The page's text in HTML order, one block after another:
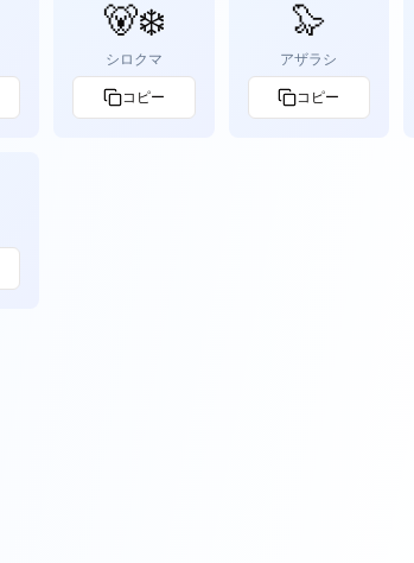
🐻‍❄️
シロクマ
コピー
🦭
アザラシ
コピー